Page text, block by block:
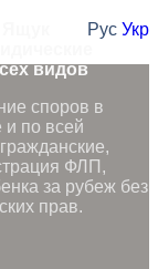
Рус Укр
видов
споров в
и по всей
ФЛП,
за рубеж без
прав.